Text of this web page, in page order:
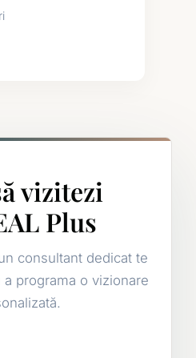
vizitezi
Plus
consultant dedicat te
programa o vizionare